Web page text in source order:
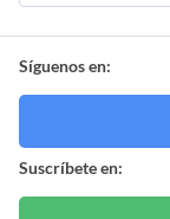
Síguenos en:
Suscríbete en: